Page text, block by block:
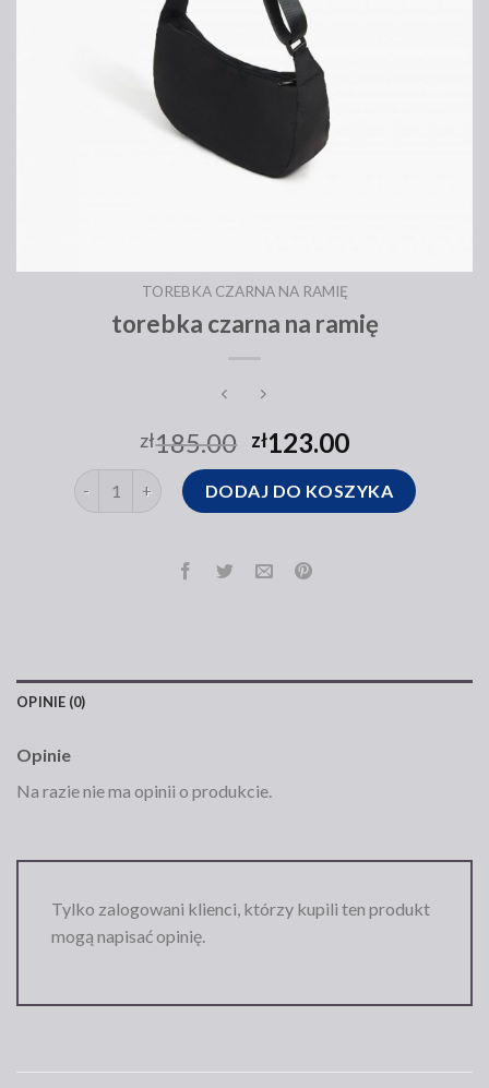
TOREBKA CZARNA NA RAMIĘ
torebka czarna na ramię
zł185.00 zł123.00
ilość torebka czarna na ramięDODAJ DO KOSZYKA
OPINIE (0)
Opinie
Na razie nie ma opinii o produkcie.
Tylko zalogowani klienci, którzy kupili ten produkt
mogą napisać opinię.